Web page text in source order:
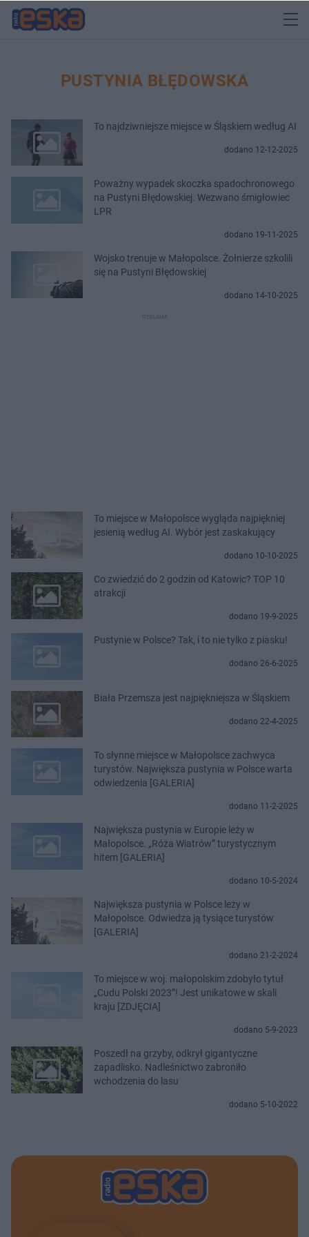
PUSTYNIA BŁĘDOWSKA
To najdziwniejsze miejsce w Śląskiem według AI
dodano 12-12-2025
Poważny wypadek skoczka spadochronowego
na Pustyni Błędowskiej. Wezwano śmigłowiec
LPR
dodano 19-11-2025
Wojsko trenuje w Małopolsce. Żołnierze szkolili
się na Pustyni Błędowskiej
dodano 14-10-2025
To miejsce w Małopolsce wygląda najpiękniej
jesienią według AI. Wybór jest zaskakujący
dodano 10-10-2025
Co zwiedzić do 2 godzin od Katowic? TOP 10
atrakcji
dodano 19-9-2025
Pustynie w Polsce? Tak, i to nie tylko z piasku!
dodano 26-6-2025
Biała Przemsza jest najpiękniejsza w Śląskiem
dodano 22-4-2025
To słynne miejsce w Małopolsce zachwyca
turystów. Największa pustynia w Polsce warta
odwiedzenia [GALERIA]
dodano 11-2-2025
Największa pustynia w Europie leży w
Małopolsce. „Róża Wiatrów” turystycznym
hitem [GALERIA]
dodano 10-5-2024
Największa pustynia w Polsce leży w
Małopolsce. Odwiedza ją tysiące turystów
[GALERIA]
dodano 21-2-2024
To miejsce w woj. małopolskim zdobyło tytuł
„Cudu Polski 2023”! Jest unikatowe w skali
kraju [ZDJĘCIA]
dodano 5-9-2023
Poszedł na grzyby, odkrył gigantyczne
zapadlisko. Nadleśnictwo zabroniło
wchodzenia do lasu
dodano 5-10-2022